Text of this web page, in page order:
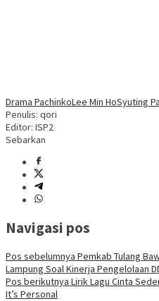
Drama PachinkoLee Min HoSyuting
Penulis: qori
Editor: ISP2
Sebarkan
Navigasi pos
Pos sebelumnya Pemkab Tulang
Lampung Soal Kinerja Pengelolaan
Pos berikutnya Lirik Lagu Cinta
It’s Personal